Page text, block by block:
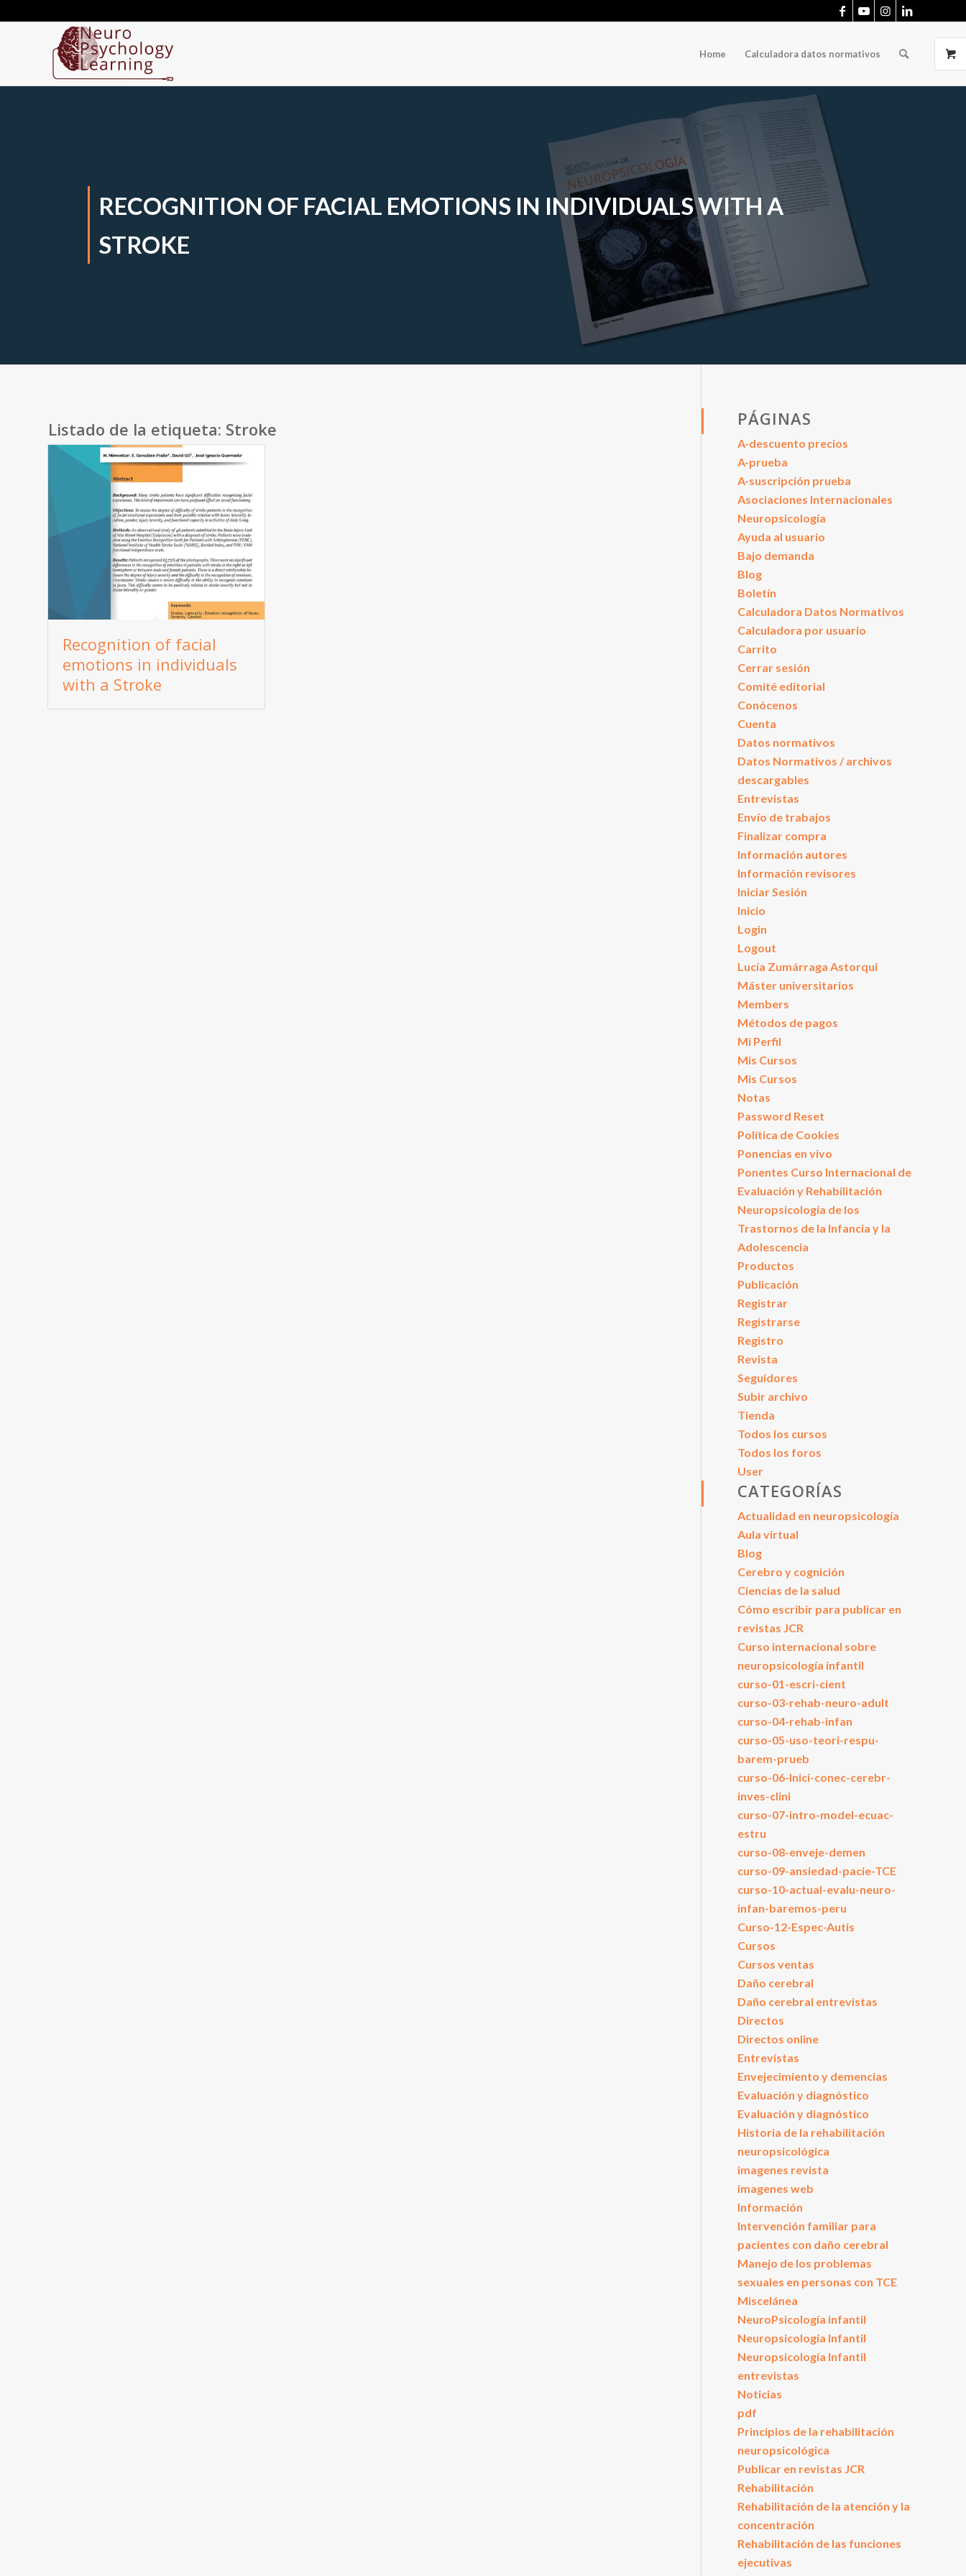
Home Calculadora datos normativos
RECOGNITION OF FACIAL EMOTIONS IN INDIVIDUALS WITH A
STROKE
Listado de la etiqueta: Stroke
Recognition of facial
emotions in individuals
with a Stroke
PÁGINAS
A-descuento precios
A-prueba
A-suscripción prueba
Asociaciones Internacionales
Neuropsicología
Ayuda al usuario
Bajo demanda
Blog
Boletín
Calculadora Datos Normativos
Calculadora por usuario
Carrito
Cerrar sesión
Comité editorial
Conócenos
Cuenta
Datos normativos
Datos Normativos / archivos
descargables
Entrevistas
Envío de trabajos
Finalizar compra
Información autores
Información revisores
Iniciar Sesión
Inicio
Login
Logout
Lucía Zumárraga Astorqui
Máster universitarios
Members
Métodos de pagos
Mi Perfil
Mis Cursos
Mis Cursos
Notas
Password Reset
Política de Cookies
Ponencias en vivo
Ponentes Curso Internacional de
Evaluación y Rehabilitación
Neuropsicología de los
Trastornos de la Infancia y la
Adolescencia
Productos
Publicación
Registrar
Registrarse
Registro
Revista
Seguidores
Subir archivo
Tienda
Todos los cursos
Todos los foros
User
CATEGORÍAS
Actualidad en neuropsicología
Aula virtual
Blog
Cerebro y cognición
Ciencias de la salud
Cómo escribir para publicar en
revistas JCR
Curso internacional sobre
neuropsicología infantil
curso-01-escri-cient
curso-03-rehab-neuro-adult
curso-04-rehab-infan
curso-05-uso-teori-respu-
barem-prueb
curso-06-Inici-conec-cerebr-
inves-clini
curso-07-intro-model-ecuac-
estru
curso-08-enveje-demen
curso-09-ansiedad-pacie-TCE
curso-10-actual-evalu-neuro-
infan-baremos-peru
Curso-12-Espec-Autis
Cursos
Cursos ventas
Daño cerebral
Daño cerebral entrevistas
Directos
Directos online
Entrevistas
Envejecimiento y demencias
Evaluación y diagnóstico
Evaluación y diagnóstico
Historia de la rehabilitación
neuropsicológica
imagenes revista
imagenes web
Información
Intervención familiar para
pacientes con daño cerebral
Manejo de los problemas
sexuales en personas con TCE
Miscelánea
NeuroPsicología infantil
Neuropsicología Infantil
Neuropsicología Infantil
entrevistas
Noticias
pdf
Principios de la rehabilitación
neuropsicológica
Publicar en revistas JCR
Rehabilitación
Rehabilitación de la atención y la
concentración
Rehabilitación de las funciones
ejecutivas